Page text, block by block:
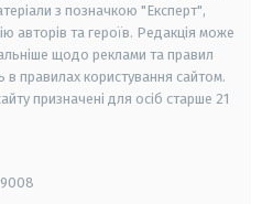
з позначкою "Експерт",
авторів та героїв. Редакція може
щодо реклами та правил
правилах користування сайтом.
призначені для осіб старше 21